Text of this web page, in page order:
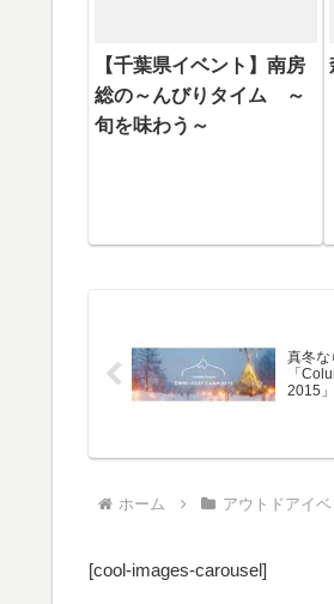
【千葉県イベント】南房
総の～んびりタイム ～
旬を味わう～
真冬な
「
2015」
ホーム アウトドアイ
[cool-images-carousel]